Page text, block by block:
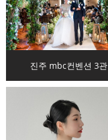
진주 mbc컨벤션 3관